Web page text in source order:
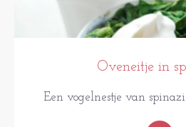
Oveneitje in
Een vogelnestje van